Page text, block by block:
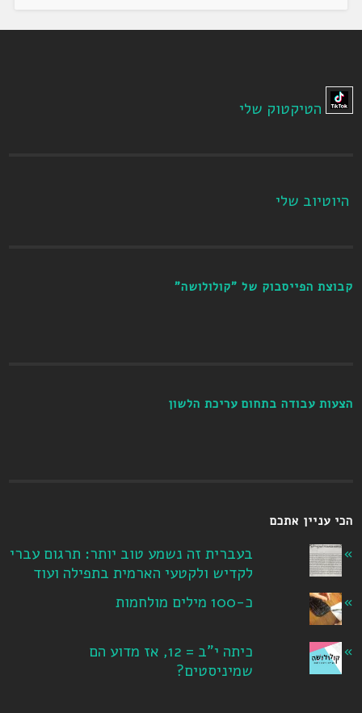
הטיקטוק שלי
היוטיוב שלי
קבוצת הפייסבוק של "קולולושה"
הצעות עבודה בתחום עריכת הלשון
הכי עניין אתכם
בעברית זה נשמע טוב יותר: תרגום עברי
לקדיש ולקטעי הארמית בתפילה ועוד
כ-100 מילים מולחמות
כיתה י"ב = 12, אז מדוע הם
שמיניסטים?